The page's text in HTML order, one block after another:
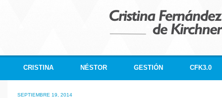
CRISTINA NÉSTOR GESTIÓN CFK3.0
SEPTIEMBRE 19, 2014